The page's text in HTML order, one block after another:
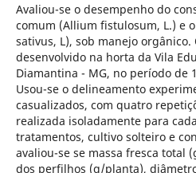
Avaliou-se o desempenho do
comum (Allium fistulosum, L.) e
sativus, L), sob manejo
desenvolvido na horta da Vila
Diamantina - MG, no período de
Usou-se o delineamento
casualizados, com quatro
realizada isoladamente para
tratamentos, cultivo solteiro e
avaliou-se se massa fresca total
dos perfilhos (g/planta),